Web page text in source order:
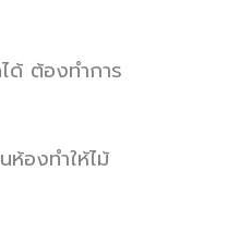
ด้ ต้องทำการ
องทำให้ไม้